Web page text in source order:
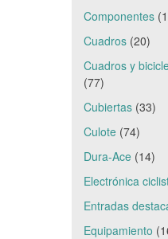
Componentes
Cuadros(20)
Cuadros y
(77)
Cubiertas(33)
Culote(74)
Dura-Ace(14)
Electrónica
Entradas
Equipamiento